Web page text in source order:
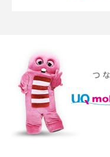
iPhone 16eとiPhone SE（第3
iPhone 16eとiPhone 14を徹底
iPhone 16シリーズのモデルを
iPhone 16とiPhone 15の違いは